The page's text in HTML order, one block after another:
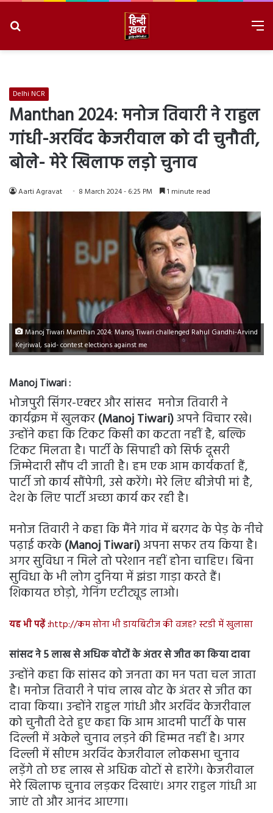
Delhi NCR
Manthan 2024: मनोज तिवारी ने राहुल
गांधी-अरविंद केजरीवाल को दी चुनौती,
बोले- मेरे खिलाफ लड़ो चुनाव
Aarti Agravat 8 March 2024 - 6:25 PM 1 minute read
Manoj Tiwari Manthan 2024: Manoj Tiwari challenged Rahul Gandhi-Arvind
Kejriwal, said- contest elections against me
Manoj Tiwari :
भोजपुरी सिंगर-एक्टर और सांसद मनोज तिवारी ने
कार्यक्रम में खुलकर(Manoj Tiwari)अपने विचार रखे।
उन्होंने कहा कि टिकट किसी का कटता नहीं है, बल्कि
टिकट मिलता है। पार्टी के सिपाही को सिर्फ दूसरी
जिम्मेदारी सौंप दी जाती है। हम एक आम कार्यकर्ता हैं,
पार्टी जो कार्य सौंपेगी, उसे करेंगे। मेरे लिए बीजेपी मां है,
देश के लिए पार्टी अच्छा कार्य कर रही है।
मनोज तिवारी ने कहा कि मैंने गांव में बरगद के पेड़ के नीचे
पढ़ाई करके(Manoj Tiwari)अपना सफर तय किया है।
अगर सुविधा न मिले तो परेशान नहीं होना चाहिए। बिना
सुविधा के भी लोग दुनिया में झंडा गाड़ा करते हैं।
शिकायत छोड़ो, गेनिंग एटीट्यूड लाओ।
यह भी पढ़ें :http://कम सोना भी डायबिटीज की वजह? स्टडी में खुलासा
सांसद ने 5 लाख से अधिक वोटों के अंतर से जीत का किया दावा
उन्होंने कहा कि सांसद को जनता का मन पता चल जाता
है। मनोज तिवारी ने पांच लाख वोट के अंतर से जीत का
दावा किया। उन्होंने राहुल गांधी और अरविंद केजरीवाल
को चुनौती देते हुए कहा कि आम आदमी पार्टी के पास
दिल्ली में अकेले चुनाव लड़ने की हिम्मत नहीं है। अगर
दिल्ली में सीएम अरविंद केजरीवाल लोकसभा चुनाव
लड़ेंगे तो छह लाख से अधिक वोटों से हारेंगे। केजरीवाल
मेरे खिलाफ चुनाव लड़कर दिखाएं। अगर राहुल गांधी आ
जाएं तो और आनंद आएगा।